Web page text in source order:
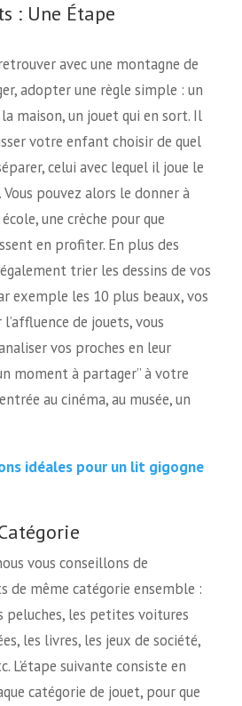
: Une Étape
avec une montagne de
adopter une règle simple : un
maison, un jouet qui en sort. Il
votre enfant choisir de quel
celui avec lequel il joue le
pouvez alors le donner à
une crèche pour que
en profiter. En plus des
trier les dessins de vos
exemple les 10 plus beaux, vos
de jouets, vous
vos proches en leur
moment à partager” à votre
au cinéma, au musée, un
idéales pour un lit gigogne
vous conseillons de
de même catégorie ensemble :
peluches, les petites voitures
les livres, les jeux de société,
L’étape suivante consiste en
catégorie de jouet, pour que